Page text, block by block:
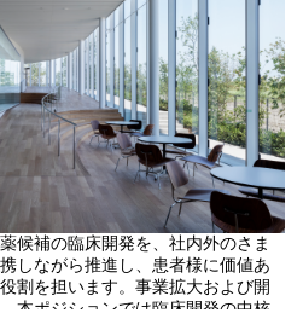
候補の臨床開発を、社内外のさま
しながら推進し、患者様に価値あ
割を担います。事業拡大および開
本ポジションでは臨床開発の中核